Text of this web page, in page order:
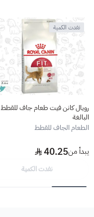
نفدت الكمية
رويال كانن فيت طعام جاف للقطط
البالغة
الطعام الجاف للقطط
يبدأ من40.25
نفدت الكمية